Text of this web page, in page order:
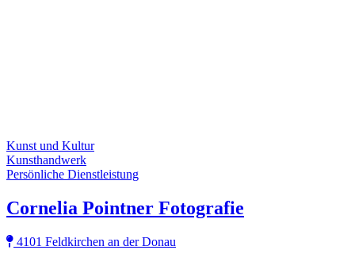
Kunst und Kultur
Kunsthandwerk
Persönliche Dienstleistung
Cornelia Pointner Fotografie
4101 Feldkirchen an der Donau